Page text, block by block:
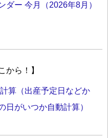
ダー 今月（2026年8月）
から！】
算（出産予定日などか
日がいつか自動計算）